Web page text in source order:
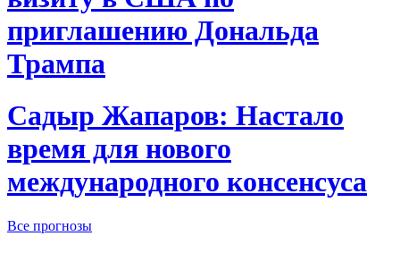
приглашению Дональда
Трампа
Садыр Жапаров: Настало
время для нового
международного консенсуса
Все прогнозы